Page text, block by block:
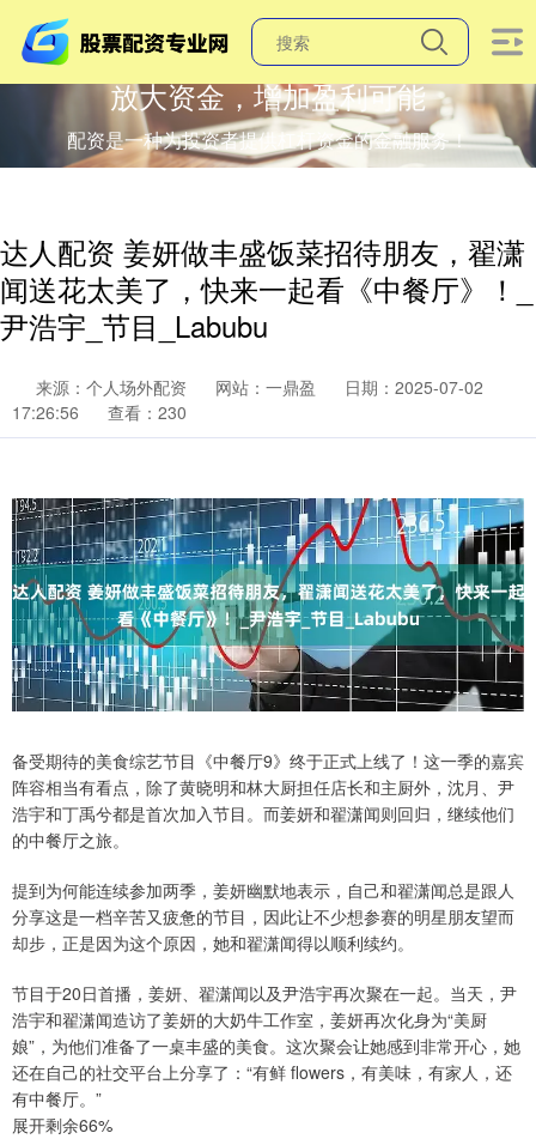
放大资金，增加盈利可能
配资是一种为投资者提供杠杆资金的金融服务！
达人配资 姜妍做丰盛饭菜招待朋友，翟潇
闻送花太美了，快来一起看《中餐厅》！_
尹浩宇_节目_Labubu
来源：个人场外配资 网站：一鼎盈
日期：2025-07-02
17:26:56
查看：230
备受期待的美食综艺节目《中餐厅9》终于正式上线了！这一季的嘉宾
阵容相当有看点，除了黄晓明和林大厨担任店长和主厨外，沈月、尹
浩宇和丁禹兮都是首次加入节目。而姜妍和翟潇闻则回归，继续他们
的中餐厅之旅。
提到为何能连续参加两季，姜妍幽默地表示，自己和翟潇闻总是跟人
分享这是一档辛苦又疲惫的节目，因此让不少想参赛的明星朋友望而
却步，正是因为这个原因，她和翟潇闻得以顺利续约。
节目于20日首播，姜妍、翟潇闻以及尹浩宇再次聚在一起。当天，尹
浩宇和翟潇闻造访了姜妍的大奶牛工作室，姜妍再次化身为“美厨
娘”，为他们准备了一桌丰盛的美食。这次聚会让她感到非常开心，她
还在自己的社交平台上分享了：“有鲜 flowers，有美味，有家人，还
有中餐厅。”
展开剩余66%